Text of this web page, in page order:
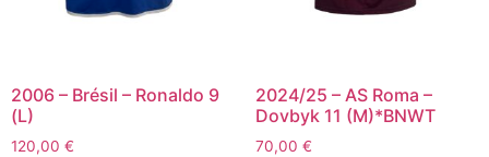
2006 – Brésil – Ronaldo 9
(L)
120,00 €
2024/25 – AS Roma –
Dovbyk 11 (M)*BNWT
70,00 €